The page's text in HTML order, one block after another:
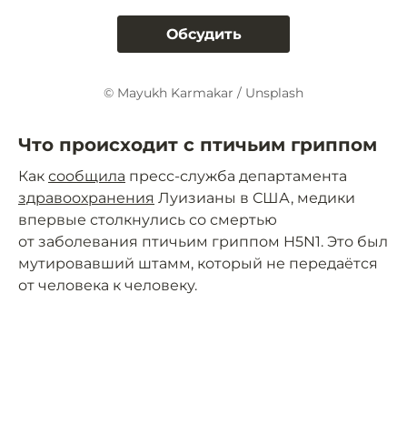
Обсудить
© Mayukh Karmakar / Unsplash
Что происходит с птичьим гриппом
Как сообщила пресс-служба департамента
здравоохранения Луизианы в США, медики
впервые столкнулись со смертью
от заболевания птичьим гриппом H5N1. Это был
мутировавший штамм, который не передаётся
от человека к человеку.